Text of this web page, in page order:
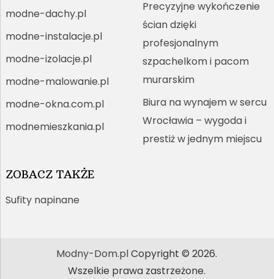
modne-dachy.pl
modne-instalacje.pl
modne-izolacje.pl
modne-malowanie.pl
modne-okna.com.pl
modnemieszkania.pl
Precyzyjne wykończenie
ścian dzięki
profesjonalnym
szpachelkom i pacom
murarskim
Biura na wynajem w sercu
Wrocławia – wygoda i
prestiż w jednym miejscu
ZOBACZ TAKŻE
Sufity napinane
Modny-Dom.plCopyright © 2026.
Wszelkie prawa zastrzeżone.